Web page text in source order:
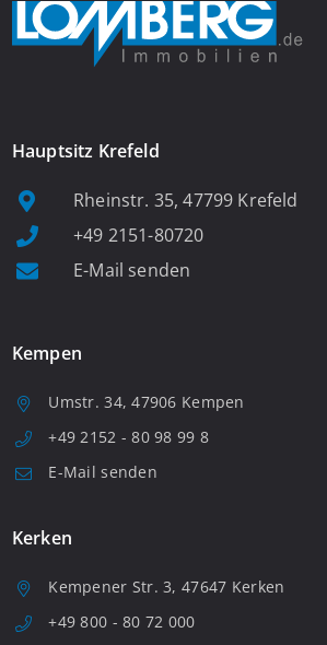
Hauptsitz Krefeld
Rheinstr. 35, 47799 Krefeld
+49 2151-80720
E-Mail senden
Kempen
Umstr. 34, 47906 Kempen
+49 2152 - 80 98 99 8
E-Mail senden
Kerken
Kempener Str. 3, 47647 Kerken
+49 800 - 80 72 000